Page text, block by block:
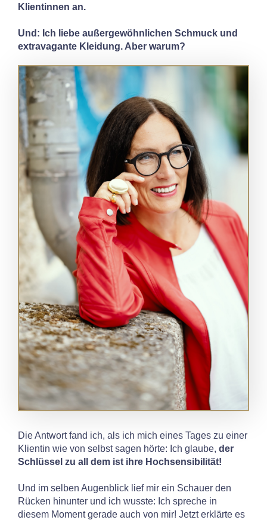
Klientinnen an.
Und: Ich liebe außergewöhnlichen Schmuck und
extravagante Kleidung. Aber warum?
Die Antwort fand ich, als ich mich eines Tages zu einer
Klientin wie von selbst sagen hörte: Ich glaube, der
Schlüssel zu all dem ist ihre Hochsensibilität!
Und im selben Augenblick lief mir ein Schauer den
Rücken hinunter und ich wusste: Ich spreche in
diesem Moment gerade auch von mir! Jetzt erklärte es